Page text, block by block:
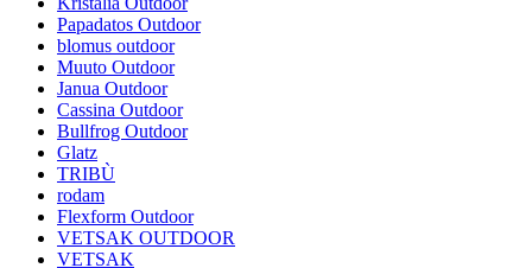
Papadatos Outdoor
blomus outdoor
Muuto Outdoor
Janua Outdoor
Cassina Outdoor
Bullfrog Outdoor
Glatz
TRIBÙ
rodam
Flexform Outdoor
VETSAK OUTDOOR
VETSAK